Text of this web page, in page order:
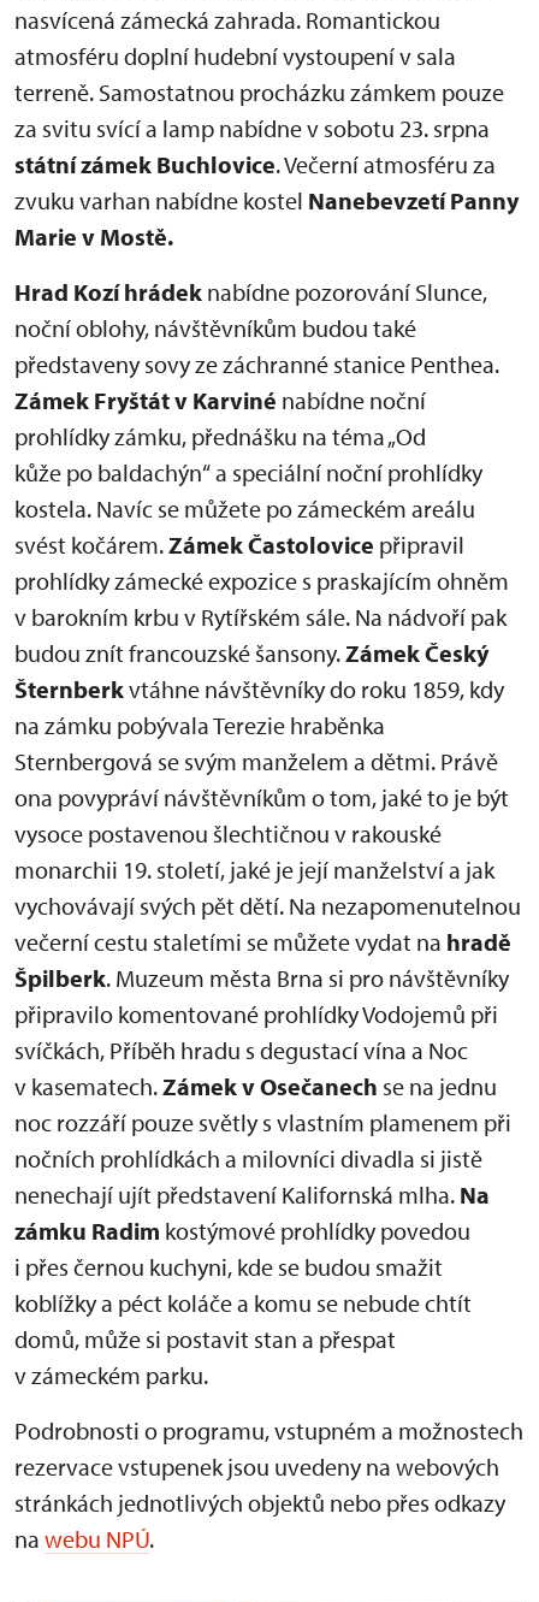
nasvícená zámecká zahrada. Romantickou
atmosféru doplní hudební vystoupení v sala
terreně. Samostatnou procházku zámkem pouze
za svitu svící a lamp nabídne v sobotu 23. srpna
státní zámek Buchlovice. Večerní atmosféru za
zvuku varhan nabídne kostel Nanebevzetí Panny
Marie v Mostě.
Hrad Kozí hrádek nabídne pozorování Slunce,
noční oblohy, návštěvníkům budou také
představeny sovy ze záchranné stanice Penthea.
Zámek Fryštát v Karviné nabídne noční
prohlídky zámku, přednášku na téma „Od
kůže po baldachýn“ a speciální noční prohlídky
kostela. Navíc se můžete po zámeckém areálu
svést kočárem.Zámek Častolovice připravil
prohlídky zámecké expozice s praskajícím ohněm
v barokním krbu v Rytířském sále. Na nádvoří pak
budou znít francouzské šansony.Zámek Český
Šternberkvtáhne návštěvníky do roku 1859, kdy
na zámku pobývala Terezie hraběnka
Sternbergová se svým manželem a dětmi. Právě
ona povypráví návštěvníkům o tom, jaké to je být
vysoce postavenou šlechtičnou v rakouské
monarchii 19. století, jaké je její manželství a jak
vychovávají svých pět dětí. Na nezapomenutelnou
večerní cestu staletími se můžete vydat na hradě
Špilberk. Muzeum města Brna si pro návštěvníky
připravilo komentované prohlídky Vodojemů při
svíčkách, Příběh hradu s degustací vína a Noc
v kasematech.Zámek v Osečanech se na jednu
noc rozzáří pouze světly s vlastním plamenem při
nočních prohlídkách a milovníci divadla si jistě
nenechají ujít představení Kalifornská mlha. Na
zámku Radim kostýmové prohlídky povedou
i přes černou kuchyni, kde se budou smažit
koblížky a péct koláče a komu se nebude chtít
domů, může si postavit stan a přespat
v zámeckém parku.
Podrobnosti o programu, vstupném a možnostech
rezervace vstupenek jsou uvedeny na webových
stránkách jednotlivých objektů nebo přes odkazy
na webu NPÚ.